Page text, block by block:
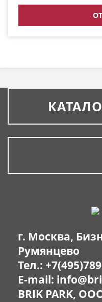
г. Москва,
Румянцево
Тел.:
E-mail:
BRIK PARK,